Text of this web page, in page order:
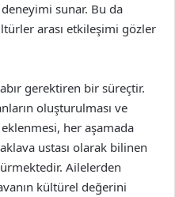
sunar. Bu da
arası etkileşimi gözler
gerektiren bir süreçtir.
oluşturulması ve
her aşamada
ustası olarak bilinen
Ailelerden
kültürel değerini